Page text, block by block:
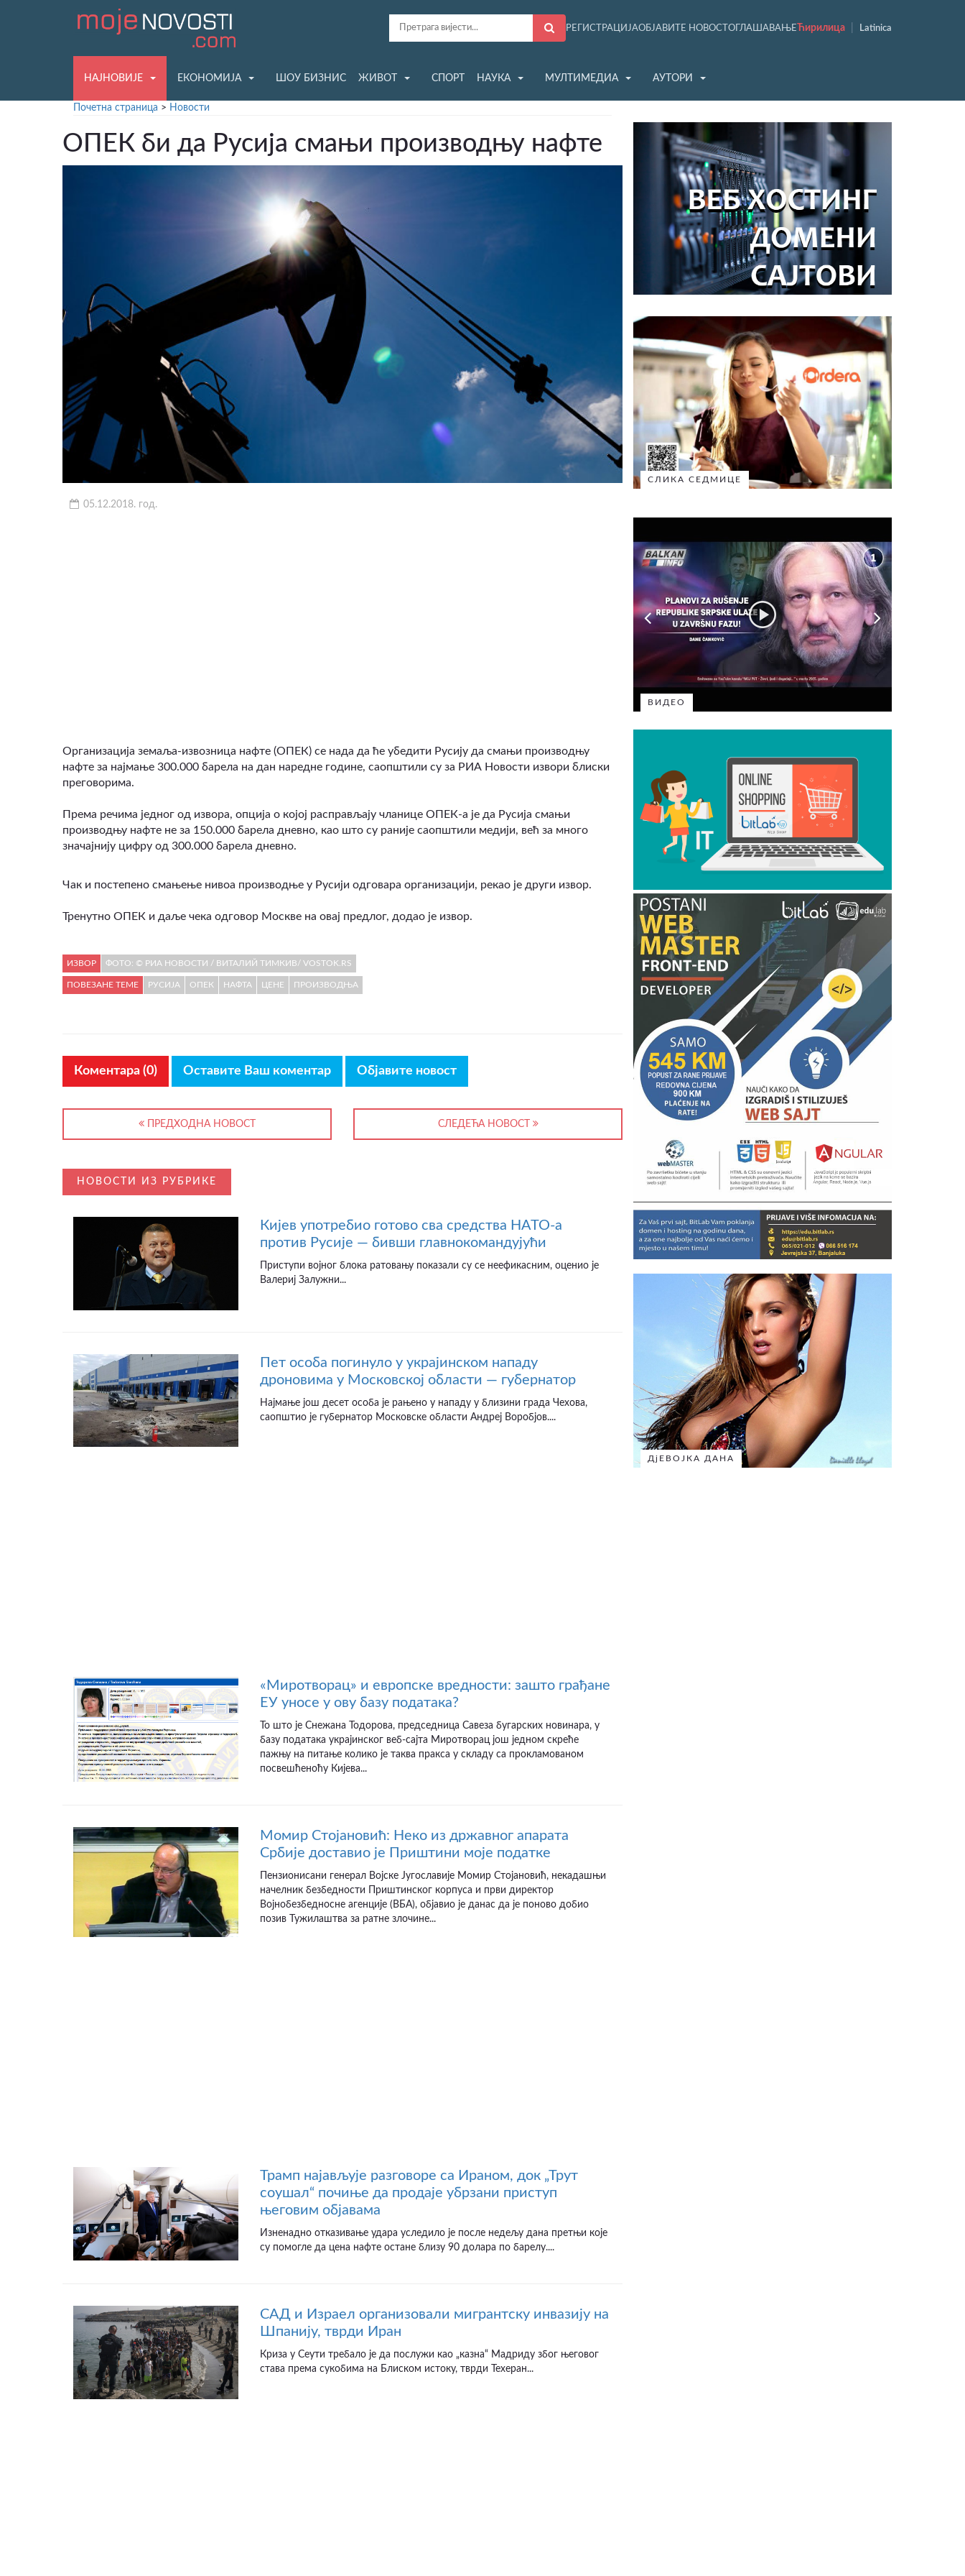
РЕГИСТРАЦИЈАОБЈАВИТЕ НОВОСТ ОГЛАШАВАЊЕ Ћирилица Latinica
НАЈНОВИЈЕ ЕКОНОМИЈА ШОУ БИЗНИС ЖИВОТ СПОРТ НАУКА МУЛТИМЕДИА АУТОРИ
Почетна страница > Новости
ОПЕК би да Русија смањи производњу нафте
05.12.2018. год.
Организација земаља-извозница нафте (ОПЕК) се нада да ће убедити Русију да смањи производњу
нафте за најмање 300.000 барела на дан наредне године, саопштили су за РИА Новости извори блиски
преговорима.
Према речима једног од извора, опција о којој расправљају чланице ОПЕК-а је да Русија смањи
производњу нафте не за 150.000 барела дневно, као што су раније саопштили медији, већ за много
значајнију цифру од 300.000 барела дневно.
Чак и постепено смањење нивоа производње у Русији одговара организацији, рекао је други извор.
Тренутно ОПЕК и даље чека одговор Москве на овај предлог, додао је извор.
ИЗВОР ФОТО: © РИА НОВОСТИ / ВИТАЛИЙ ТИМКИВ/ VOSTOK.RS
ПОВЕЗАНЕ ТЕМЕ РУСИЈА ОПЕК НАФТА ЦЕНЕ ПРОИЗВОДЊА
Коментара (0) Оставите Ваш коментар Објавите новост
ПРЕДХОДНА НОВОСТ СЛЕДЕЋА НОВОСТ
НОВОСТИ ИЗ РУБРИКЕ
Кијев употребио готово сва средства НАТО-а
против Русије — бивши главнокомандујући
Приступи војног блока ратовању показали су се неефикасним, оценио је
Валериј Залужни...
Пет особа погинуло у украјинском нападу
дроновима у Московској области — губернатор
Најмање још десет особа је рањено у нападу у близини града Чехова,
саопштио је губернатор Московске области Андреј Воробјов....
«Миротворац» и европске вредности: зашто грађане
ЕУ уносе у ову базу података?
То што је Снежана Тодорова, председница Савеза бугарских новинара, у
базу података украјинског веб-сајта Миротворац још једном скреће
пажњу на питање колико је таква пракса у складу са прокламованом
посвешћеноћу Кијева...
Момир Стојановић: Неко из државног апарата
Србије доставио је Приштини моје податке
Пензионисани генерал Војске Југославије Момир Стојановић, некадашњи
начелник безбедности Приштинског корпуса и први директор
Војнобезбедносне агенције (ВБА), објавио је данас да је поново добио
позив Тужилаштва за ратне злочине...
Трамп најављује разговоре са Ираном, док „Трут
соушал“ почиње да продаје убрзани приступ
његовим објавама
Изненадно отказивање удара уследило је после недељу дана претњи које
су помогле да цена нафте остане близу 90 долара по барелу....
САД и Израел организовали мигрантску инвазију на
Шпанију, тврди Иран
Криза у Сеути требало је да послужи као „казна“ Мадриду због његовог
става према сукобима на Блиском истоку, тврди Техеран...
СЛИКА СЕДМИЦЕ
ВИДЕО
ДјЕВОЈКА ДАНА